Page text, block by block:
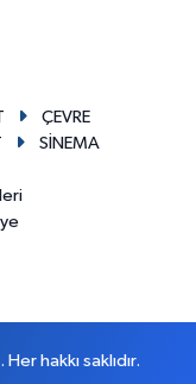
ÇEVRE
SİNEMA
hakkı saklıdır.